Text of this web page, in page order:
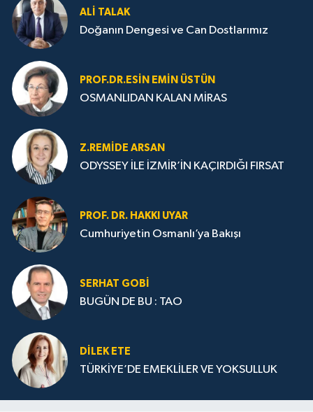
ALI TALAK
Doğanın Dengesi ve Can Dostlarımız
PROF.DR.ESIN EMIN ÜSTÜN
OSMANLIDAN KALAN MİRAS
Z.REMIDE ARSAN
ODYSSEY İLE İZMİR’İN KAÇIRDIĞI FIRSAT
PROF. DR. HAKKI UYAR
Cumhuriyetin Osmanlı’ya Bakışı
SERHAT GOBİ
BUGÜN DE BU : TAO
DILEK ETE
TÜRKİYE’DE EMEKLİLER VE YOKSULLUK